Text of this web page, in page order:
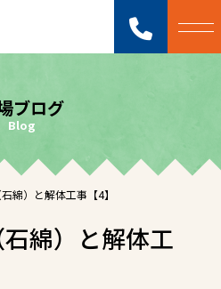
ブログ
Blog
綿）と解体工事【4】
綿）と解体工